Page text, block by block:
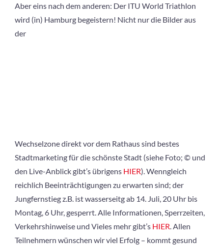
Aber eins nach dem anderen: Der ITU World Triathlon
wird (in) Hamburg begeistern! Nicht nur die Bilder aus
der
Wechselzone direkt vor dem Rathaus sind bestes
Stadtmarketing für die schönste Stadt (siehe Foto; © und
den Live-Anblick gibt’s übrigens HIER). Wenngleich
reichlich Beeinträchtigungen zu erwarten sind; der
Jungfernstieg z.B. ist wasserseitg ab 14. Juli, 20 Uhr bis
Montag, 6 Uhr, gesperrt. Alle Informationen, Sperrzeiten,
Verkehrshinweise und Vieles mehr gibt’s HIER. Allen
Teilnehmern wünschen wir viel Erfolg – kommt gesund